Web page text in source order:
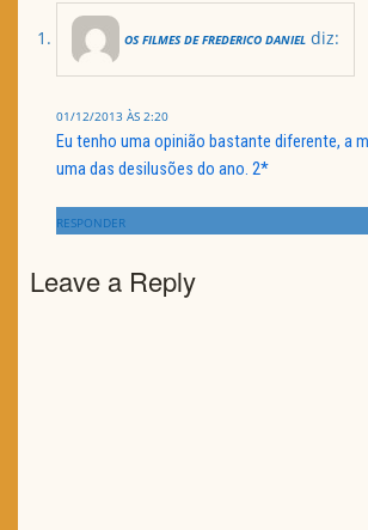
OS FILMES DE FREDERICO DANIEL diz:
01/12/2013 ÀS 2:20
Eu tenho uma opinião bastante diferente, a
uma das desilusões do ano. 2*
RESPONDER
Leave a Reply